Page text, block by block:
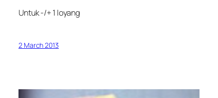
Untuk -/+ 1 loyang
2 March 2013